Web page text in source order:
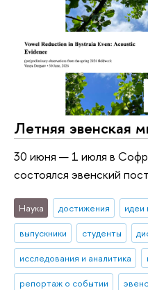
Летняя эвенская
30 июня — 1 июля в
состоялся эвенский
Наука достижения идеи
выпускники
студенты
исследования и аналитика
репортаж о событии